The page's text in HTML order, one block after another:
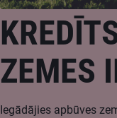
ZEMES
Iegādājies apbūves